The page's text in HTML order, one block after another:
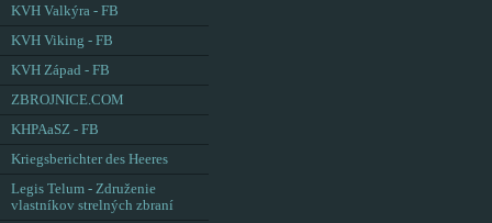
KVH Valkýra - FB
KVH Viking - FB
KVH Západ - FB
ZBROJNICE.COM
KHPAaSZ - FB
Kriegsberichter des Heeres
Legis Telum - Združenie
vlastníkov strelných zbraní